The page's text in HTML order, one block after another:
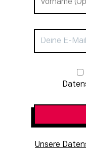
Newsletter-
Unsere